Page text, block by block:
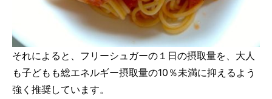
それによると、フリーシュガーの１日の摂取量を、大人
も子どもも総エネルギー摂取量の10％未満に抑えるよう
強く推奨しています。